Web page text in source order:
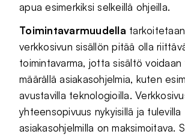
apua esimerkiksi selkeillä ohjeilla.
Toimintavarmuudella
verkkosivun sisällön pitää olla
toimintavarma, jotta sisältö voidaan
määrällä asiakasohjelmia, kuten
avustavilla teknologioilla.
yhteensopivuus nykyisillä ja tulevilla
asiakasohjelmilla on maksimoitava.